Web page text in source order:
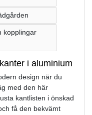
kopplingar
i aluminium
design när du
med den här
kantlisten i önskad
få den bekvämt